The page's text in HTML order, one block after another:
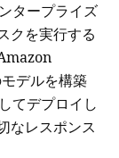
タープライズ
クを実行する
デルを構築
てデプロイし
なレスポンス